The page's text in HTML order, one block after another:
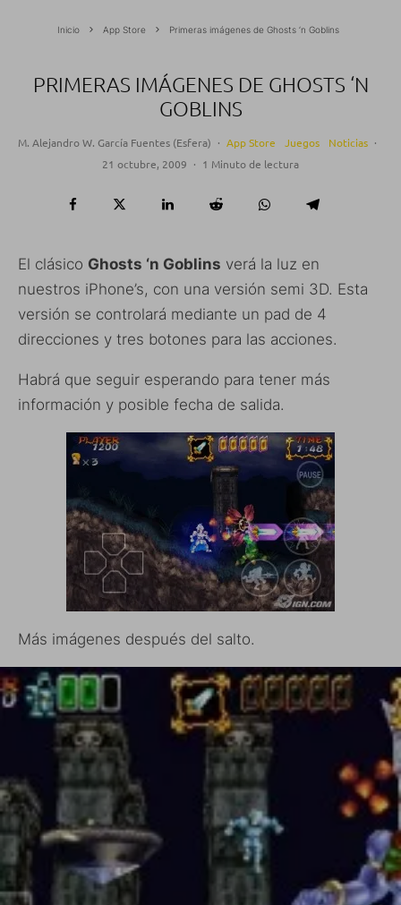
Inicio App Store Primeras imágenes de Ghosts ‘n Goblins
PRIMERAS IMÁGENES DE GHOSTS ‘N
GOBLINS
M. Alejandro W. García Fuentes (Esfera) · App Store Juegos Noticias ·
21 octubre, 2009 · 1 Minuto de lectura
El clásico Ghosts ‘n Goblins verá la luz en
nuestros iPhone’s, con una versión semi 3D. Esta
versión se controlará mediante un pad de 4
direcciones y tres botones para las acciones.
Habrá que seguir esperando para tener más
información y posible fecha de salida.
Más imágenes después del salto.